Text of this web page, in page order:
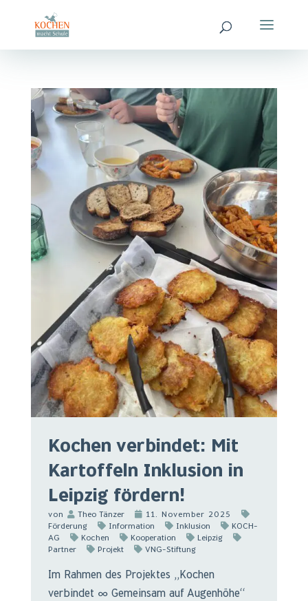
Kochen verbindet: Mit
Kartoffeln Inklusion in
Leipzig fördern!
von Theo Tänzer
11. November 2025
Förderung
Information Inklusion
KOCH-
AG
Kochen Kooperation
Leipzig
Partner
Projekt VNG-Stiftung
Im Rahmen des Projektes „Kochen
verbindet ∞ Gemeinsam auf Augenhöhe“